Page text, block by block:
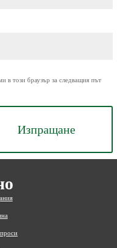
в този браузър за следващия път
Изпращане